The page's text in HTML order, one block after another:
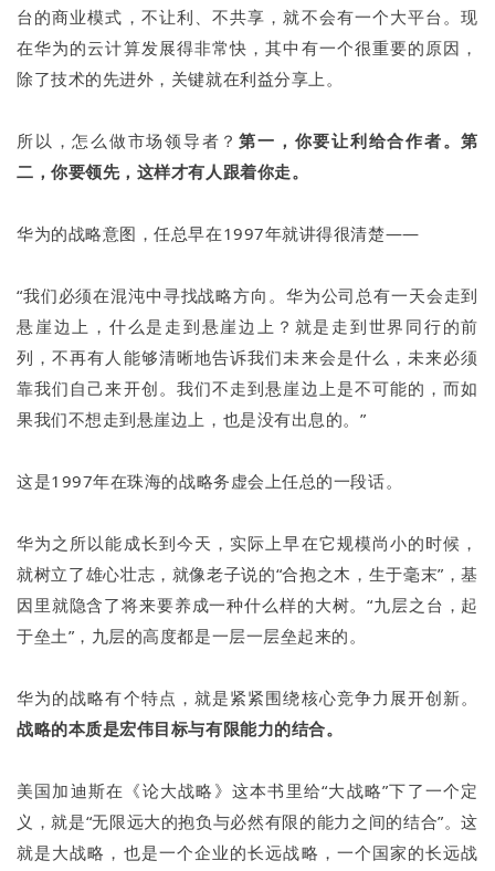
台的商业模式，不让利、不共享，就不会有一个大平台。现
在华为的云计算发展得非常快，其中有一个很重要的原因，
除了技术的先进外，关键就在利益分享上。
所以，怎么做市场领导者？第一，你要让利给合作者。第
二，你要领先，这样才有人跟着你走。
华为的战略意图，任总早在1997年就讲得很清楚——
“我们必须在混沌中寻找战略方向。华为公司总有一天会走到
悬崖边上，什么是走到悬崖边上？就是走到世界同行的前
列，不再有人能够清晰地告诉我们未来会是什么，未来必须
靠我们自己来开创。我们不走到悬崖边上是不可能的，而如
果我们不想走到悬崖边上，也是没有出息的。”
这是1997年在珠海的战略务虚会上任总的一段话。
华为之所以能成长到今天，实际上早在它规模尚小的时候，
就树立了雄心壮志，就像老子说的“合抱之木，生于毫末”，基
因里就隐含了将来要养成一种什么样的大树。“九层之台，起
于垒土”，九层的高度都是一层一层垒起来的。
华为的战略有个特点，就是紧紧围绕核心竞争力展开创新。
战略的本质是宏伟目标与有限能力的结合。
美国加迪斯在《论大战略》这本书里给“大战略”下了一个定
义，就是“无限远大的抱负与必然有限的能力之间的结合”。这
就是大战略，也是一个企业的长远战略，一个国家的长远战